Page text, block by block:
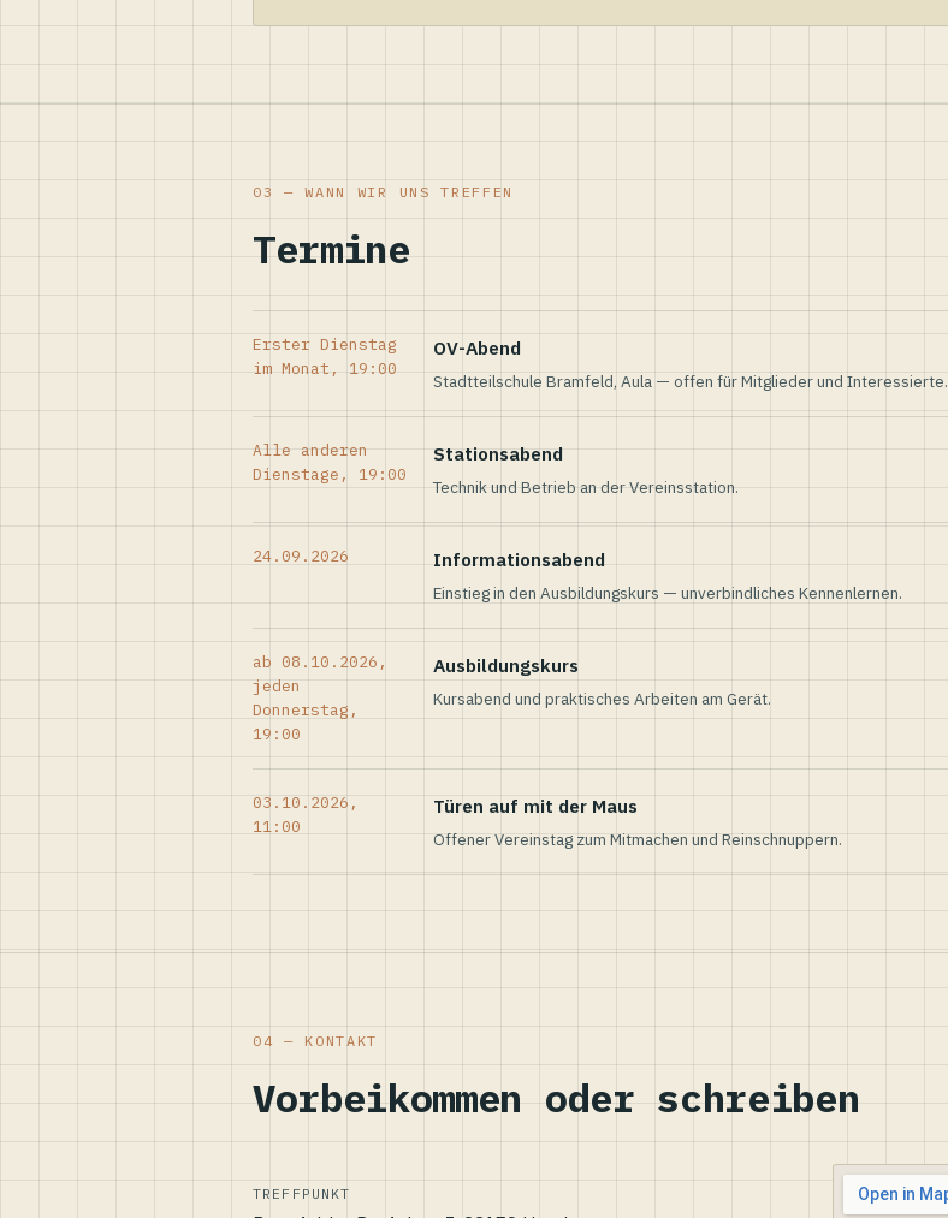
03 — WANN WIR UNS TREFFEN
Termine
Erster Dienstag
im Monat, 19:00
OV-Abend
Stadtteilschule Bramfeld, Aula — offen für Mitglieder und Interessierte.
Alle anderen
Dienstage, 19:00
Stationsabend
Technik und Betrieb an der Vereinsstation.
24.09.2026 Informationsabend
Einstieg in den Ausbildungskurs — unverbindliches Kennenlernen.
ab 08.10.2026,
jeden
Donnerstag,
19:00
Ausbildungskurs
Kursabend und praktisches Arbeiten am Gerät.
03.10.2026,
11:00
Türen auf mit der Maus
Offener Vereinstag zum Mitmachen und Reinschnuppern.
04 — KONTAKT
Vorbeikommen oder schreiben
TREFFPUNKT